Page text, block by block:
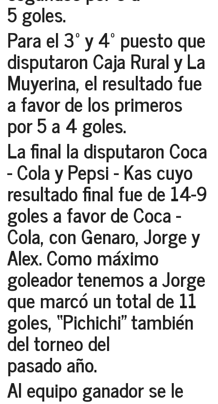
5 goles.
Para el 3º y 4º puesto que
disputaron Caja Rural y La
Muyerina, el resultado fue
a favor de los primeros
por 5 a 4 goles.
La final la disputaron Coca
- Cola y Pepsi - Kas cuyo
resultado final fue de 14-9
goles a favor de Coca -
Cola, con Genaro, Jorge y
Alex. Como máximo
goleador tenemos a Jorge
que marcó un total de 11
goles, “Pichichi” también
del torneo del
pasado año.
Al equipo ganador se le